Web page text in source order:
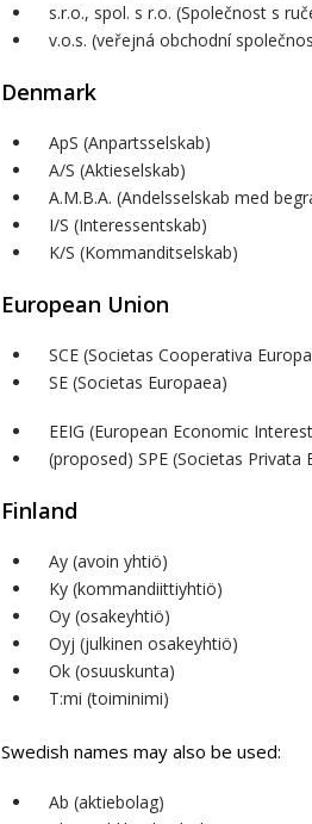
s.r.o., spol. s r.o. (Společnost s
v.o.s. (veřejná obchodní
Denmark
ApS (Anpartsselskab)
A/S (Aktieselskab)
A.M.B.A. (Andelsselskab med
I/S (Interessentskab)
K/S (Kommanditselskab)
European Union
SCE (Societas Cooperativa
SE (Societas Europaea)
EEIG (European Economic
(proposed) SPE (Societas Privata
Finland
Ay (avoin yhtiö)
Ky (kommandiittiyhtiö)
Oy (osakeyhtiö)
Oyj (julkinen osakeyhtiö)
Ok (osuuskunta)
T:mi (toiminimi)
Swedish names may also be used:
Ab (aktiebolag)